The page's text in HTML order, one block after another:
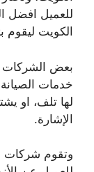
للعميل افضل
الكويت
بعض الشركات
خدمات
لها تلف، او
الإشارة.
وتقوم شركات